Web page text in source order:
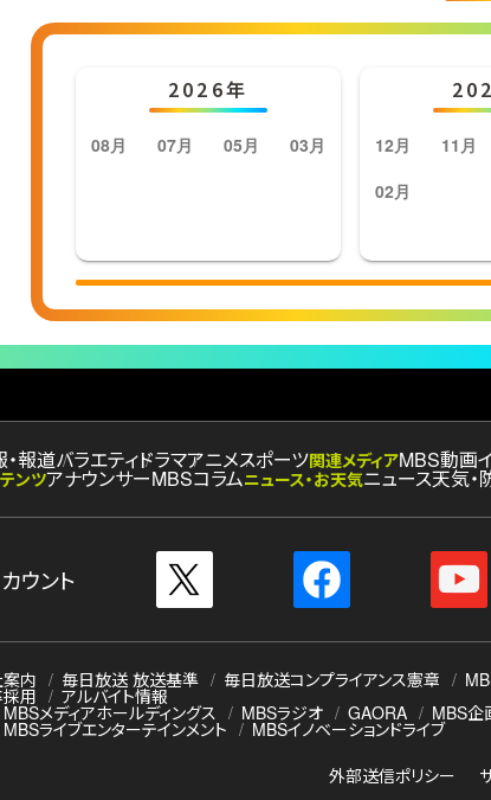
2026年
08月 07月 05月 03月 12月 11月
02月
報道バラエティドラマアニメスポーツ関連メディアMBS動画
ンツアナウンサーMBSコラムニュース・お天気ニュース天気・
ウント
内 毎日放送 放送基準 毎日放送コンプライアンス憲章
用 アルバイト情報
MBSメディアホールディングス MBSラジオ GAORA MBS企
MBSライブエンターテインメント
MBSイノベーションドライブ
外部送信ポリシー